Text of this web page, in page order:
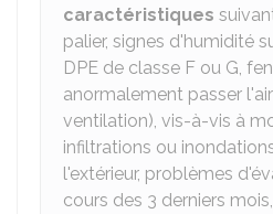
caractéristiques
palier, signes d'humidité
DPE de classe F ou G,
anormalement passer
ventilation), vis-à-vis à
infiltrations ou
l'extérieur, problèmes
cours des 3 derniers